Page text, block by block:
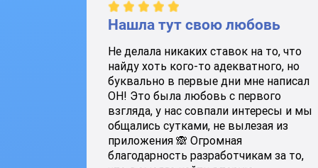
Нашла тут свою любовь
Не делала никаких ставок на то, что
найду хоть кого-то адекватного, но
буквально в первые дни мне написал
ОН! Это была любовь с первого
взгляда, у нас совпали интересы и мы
общались сутками, не вылезая из
приложения 🙈 Огромная
благодарность разработчикам за то,